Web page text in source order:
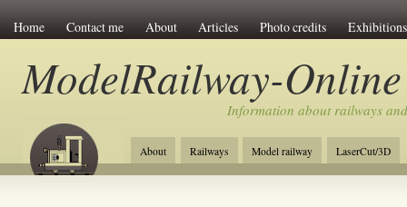
Home Contact me About Articles Photo credits Exhibitions
ModelRailway-Online
Information about railways
About Railways Model railway LaserCut/3D